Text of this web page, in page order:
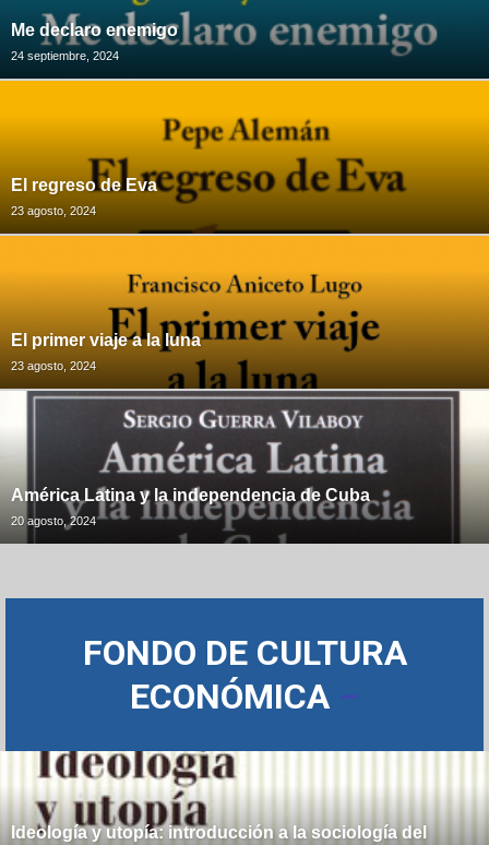
Me declaro enemigo
24 septiembre, 2024
El regreso de Eva
23 agosto, 2024
El primer viaje a la luna
23 agosto, 2024
América Latina y la independencia de Cuba
20 agosto, 2024
FONDO DE CULTURA
ECONÓMICA
Ideología y utopía: introducción a la sociología del